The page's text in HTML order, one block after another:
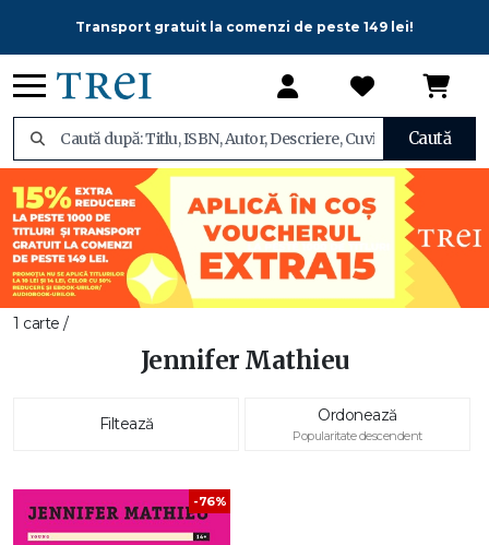
Transport gratuit la comenzi de peste 149 lei!
Caută
1 carte /
Jennifer Mathieu
Filtează Ordonează
Popularitate descendent
-76%